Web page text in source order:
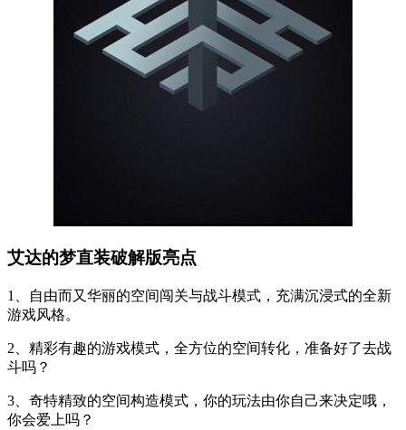
艾达的梦直装破解版亮点
1、自由而又华丽的空间闯关与战斗模式，充满沉浸式的全新
游戏风格。
2、精彩有趣的游戏模式，全方位的空间转化，准备好了去战
斗吗？
3、奇特精致的空间构造模式，你的玩法由你自己来决定哦，
你会爱上吗？